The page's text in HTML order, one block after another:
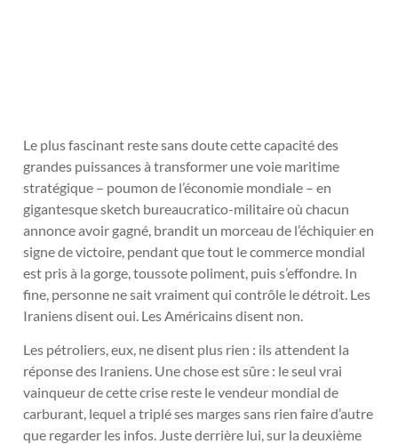
Le plus fascinant reste sans doute cette capacité des
grandes puissances à transformer une voie maritime
stratégique – poumon de l’économie mondiale – en
gigantesque sketch bureaucratico-militaire où chacun
annonce avoir gagné, brandit un morceau de l’échiquier en
signe de victoire, pendant que tout le commerce mondial
est pris à la gorge, toussote poliment, puis s’effondre. In
fine, personne ne sait vraiment qui contrôle le détroit. Les
Iraniens disent oui. Les Américains disent non.
Les pétroliers, eux, ne disent plus rien : ils attendent la
réponse des Iraniens. Une chose est sûre : le seul vrai
vainqueur de cette crise reste le vendeur mondial de
carburant, lequel a triplé ses marges sans rien faire d’autre
que regarder les infos. Juste derrière lui, sur la deuxième